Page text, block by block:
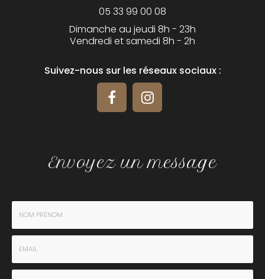
05 33 99 00 08
Dimanche au jeudi 8h - 23h
Vendredi et samedi 8h - 2h
Suivez-nous sur les réseaux sociaux :
Envoyez un message
Nom
Prénom
Email